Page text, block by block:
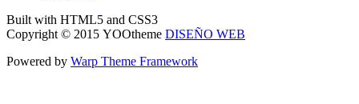
Built with HTML5 and CSS3
Copyright © 2015 YOOtheme DISEÑO WEB
Powered by Warp Theme Framework